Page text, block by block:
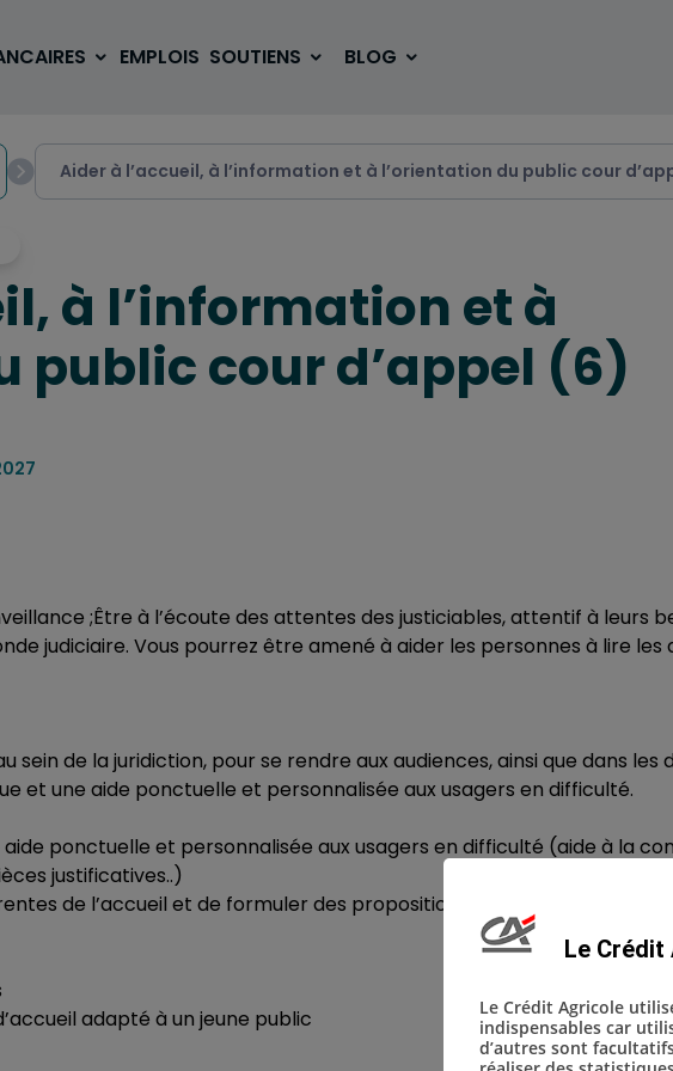
EMPLOIS SOUTIENS BLOG
VOYAGER ÉTUDIER
Aider à l’accueil, à l’information et à l’orientation du public cour
à l’information et à
public cour d’appel (6)
;Être à l’écoute des attentes des justiciables, attentif à leurs
judiciaire. Vous pourrez être amené à aider les personnes à lire les
sein de la juridiction, pour se rendre aux audiences, ainsi que dans les
et une aide ponctuelle et personnalisée aux usagers en difficulté.
ponctuelle et personnalisée aux usagers en difficulté (aide à la
justificatives..)
de l’accueil et de formuler des propositions d’améliorations en
adapté à un jeune public
Le
Le Crédit Agricole
indispensables car
d’autres sont